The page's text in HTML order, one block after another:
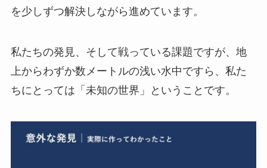
を少しずつ解決しながら進めています。
私たちの発見、そして戦っている課題ですが、地
上からわずか数メートルの浅い水中ですら、私た
ちにとっては「未知の世界」ということです。